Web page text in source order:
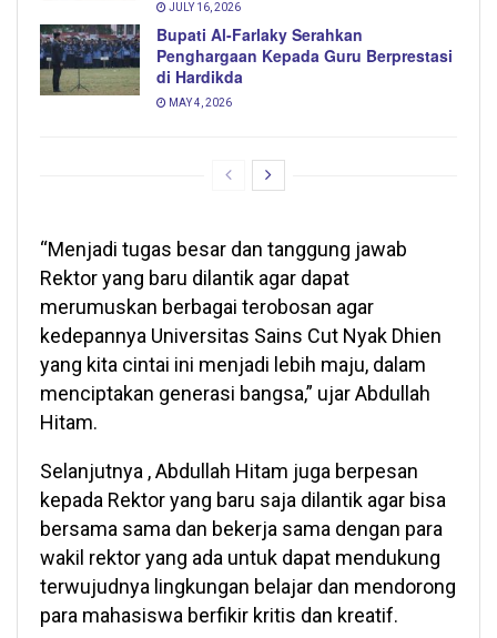
JULY 16, 2026
Bupati Al-Farlaky Serahkan
Penghargaan Kepada Guru Berprestasi
di Hardikda
MAY 4, 2026
“Menjadi tugas besar dan tanggung jawab
Rektor yang baru dilantik agar dapat
merumuskan berbagai terobosan agar
kedepannya Universitas Sains Cut Nyak Dhien
yang kita cintai ini menjadi lebih maju, dalam
menciptakan generasi bangsa,” ujar Abdullah
Hitam.
Selanjutnya , Abdullah Hitam juga berpesan
kepada Rektor yang baru saja dilantik agar bisa
bersama sama dan bekerja sama dengan para
wakil rektor yang ada untuk dapat mendukung
terwujudnya lingkungan belajar dan mendorong
para mahasiswa berfikir kritis dan kreatif.